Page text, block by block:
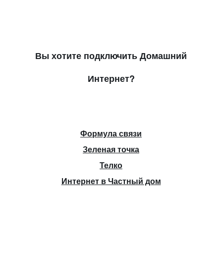
Вы хотите подключить Домашний
Интернет?
Формула связи
Зеленая точка
Телко
Интернет в Частный дом